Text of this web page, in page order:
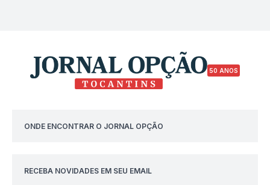
50 ANOS
ONDE ENCONTRAR O JORNAL OPÇÃO
RECEBA NOVIDADES EM SEU EMAIL